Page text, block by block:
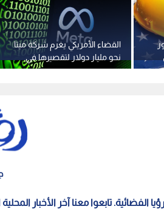
القضاء الأمريكي يغرم شركة ميتا
نحو مليار دولار لتقصيرها في
حماية القاصرين
الفضائية. تابعوا معنا آخر الأخبار